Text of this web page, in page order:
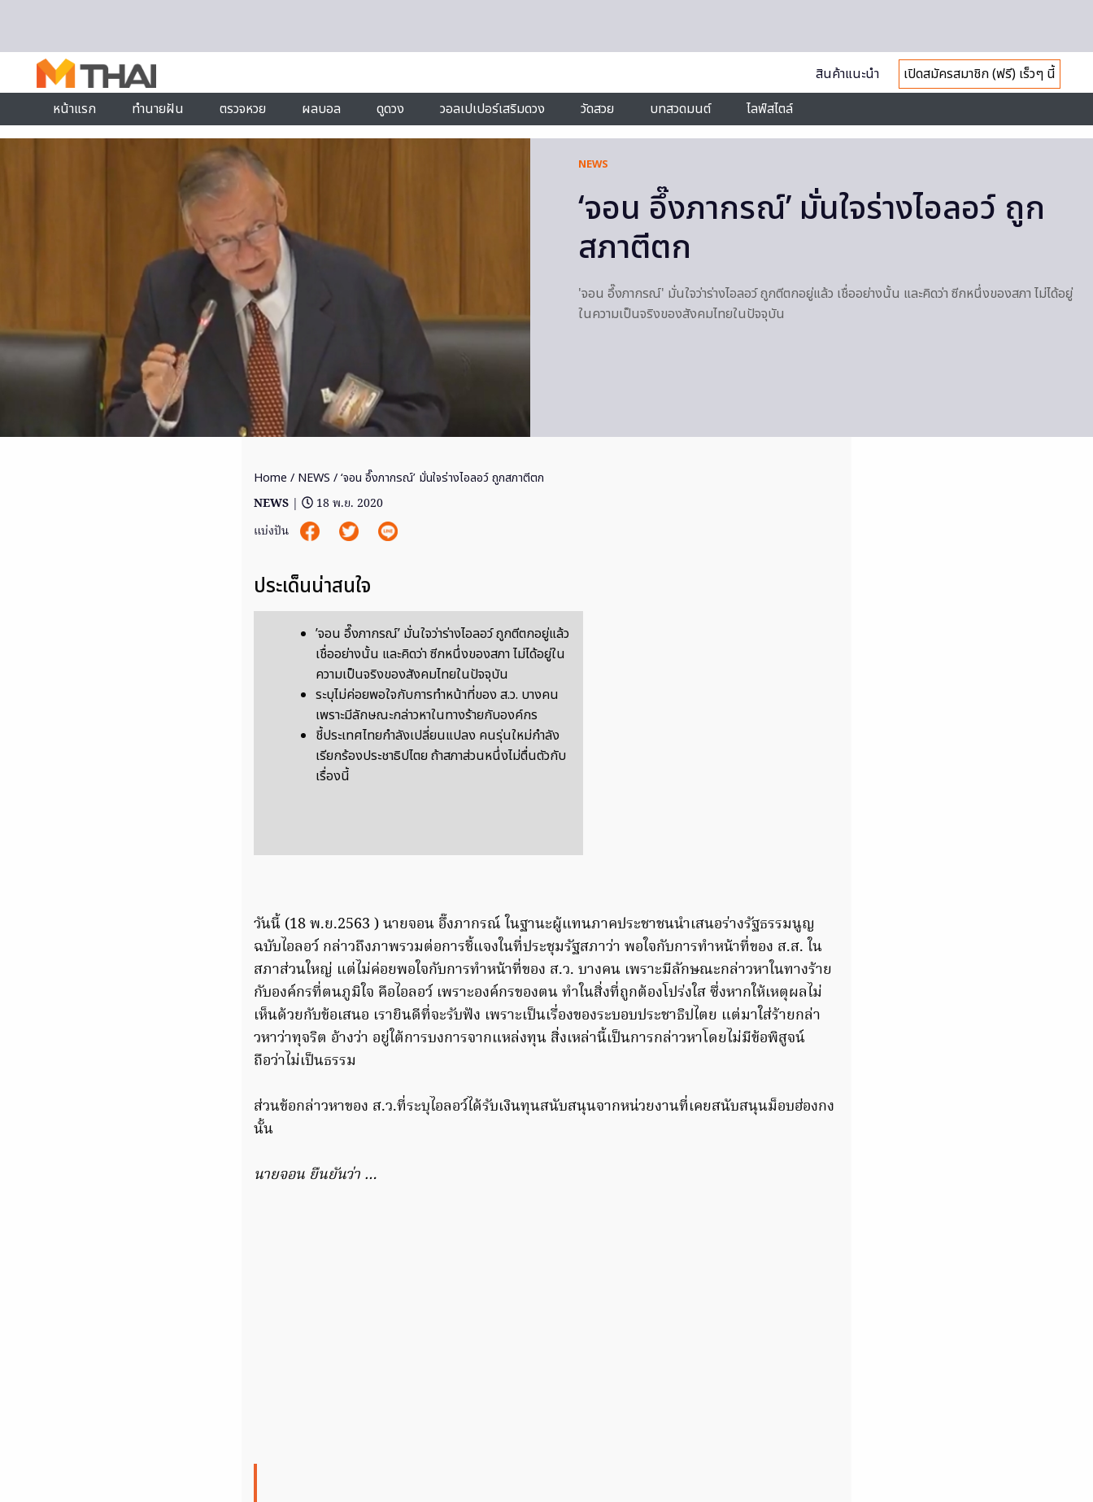
สินค้าแนะนำ
เปิดสมัครสมาชิก (ฟรี) เร็วๆ นี้
หน้าแรก
ทำนายฝัน ตรวจหวย ผลบอล ดูดวง วอลเปเปอร์เสริมดวง วัดสวย บทสวดมนต์ ไลฟ์สไตล์
NEWS
‘จอน อึ๊งภากรณ์’ มั่นใจร่างไอลอว์ ถูก
สภาตีตก
'จอน อึ๊งภากรณ์' มั่นใจว่าร่างไอลอว์ ถูกตีตกอยู่แล้ว เชื่ออย่างนั้น และคิดว่า ซีกหนึ่งของสภา ไม่ได้อยู่
ในความเป็นจริงของสังคมไทยในปัจจุบัน
Home / NEWS / ‘จอน อึ๊งภากรณ์’ มั่นใจร่างไอลอว์ ถูกสภาตีตก
NEWS |
18 พ.ย. 2020
แบ่งปัน
ประเด็นน่าสนใจ
’จอน อึ๊งภากรณ์’ มั่นใจว่าร่างไอลอว์ ถูกตีตกอยู่แล้ว
เชื่ออย่างนั้น และคิดว่า ซีกหนึ่งของสภา ไม่ได้อยู่ใน
ความเป็นจริงของสังคมไทยในปัจจุบัน
ระบุไม่ค่อยพอใจกับการทำหน้าที่ของ ส.ว. บางคน
เพราะมีลักษณะกล่าวหาในทางร้ายกับองค์กร
ชี้ประเทศไทยกำลังเปลี่ยนแปลง คนรุ่นใหม่กำลัง
เรียกร้องประชาธิปไตย ถ้าสภาส่วนหนึ่งไม่ตื่นตัวกับ
เรื่องนี้
วันนี้ (18 พ.ย.2563 ) นายจอน อึ๊งภากรณ์ ในฐานะผู้แทนภาคประชาชนนำเสนอร่างรัฐธรรมนูญ
ฉบับไอลอว์ กล่าวถึงภาพรวมต่อการชี้แจงในที่ประชุมรัฐสภาว่า พอใจกับการทำหน้าที่ของ ส.ส. ใน
สภาส่วนใหญ่ แต่ไม่ค่อยพอใจกับการทำหน้าที่ของ ส.ว. บางคน เพราะมีลักษณะกล่าวหาในทางร้าย
กับองค์กรที่ตนภูมิใจ คือไอลอว์ เพราะองค์กรของตน ทำในสิ่งที่ถูกต้องโปร่งใส ซึ่งหากให้เหตุผลไม่
เห็นด้วยกับข้อเสนอ เรายินดีที่จะรับฟัง เพราะเป็นเรื่องของระบอบประชาธิปไตย แต่มาใส่ร้ายกล่า
วหาว่าทุจริต อ้างว่า อยู่ใต้การบงการจากแหล่งทุน สิ่งเหล่านี้เป็นการกล่าวหาโดยไม่มีข้อพิสูจน์
ถือว่าไม่เป็นธรรม
ส่วนข้อกล่าวหาของ ส.ว.ที่ระบุไอลอว์ได้รับเงินทุนสนับสนุนจากหน่วยงานที่เคยสนับสนุนม็อบฮ่องกง
นั้น
นายจอน ยืนยันว่า …